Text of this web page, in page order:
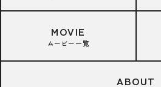
MOVIE
ムービー一覧
ABOUT